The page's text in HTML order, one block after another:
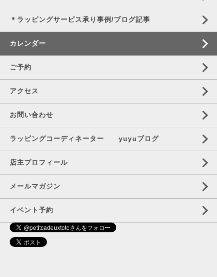
＊ラッピングサービス承り事例/ブログ記事
カレンダー
ご予約
アクセス
お問い合わせ
ラッピングコーディネーター yuyuブログ
店主プロフィール
メールマガジン
イベント予約